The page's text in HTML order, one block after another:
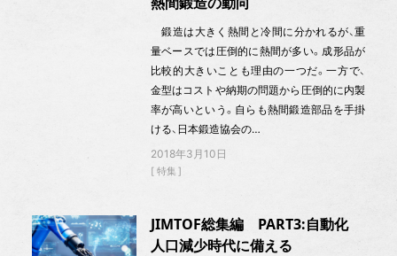
鍛造は大きく熱間と冷間に分かれるが、重
量ベースでは圧倒的に熱間が多い。成形品が
比較的大きいことも理由の一つだ。一方で、
金型はコストや納期の問題から圧倒的に内製
率が高いという。自らも熱間鍛造部品を手掛
ける、日本鍛造協会の…
2018年3月10日
特集
JIMTOF総集編 PART3:自動化
人口減少時代に備える